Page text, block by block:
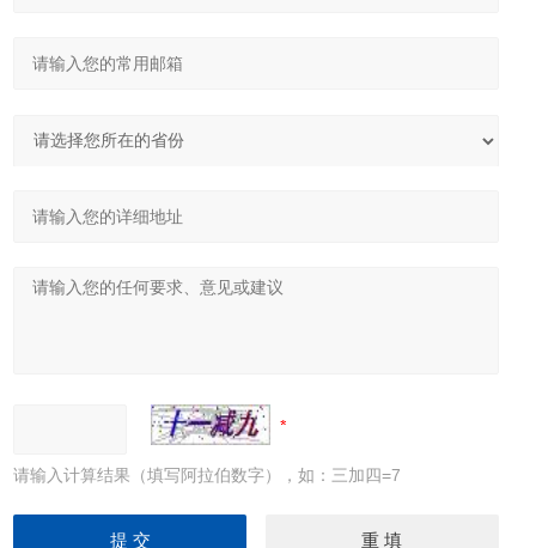
请输入计算结果（填写阿拉伯数字），如：三加四=7